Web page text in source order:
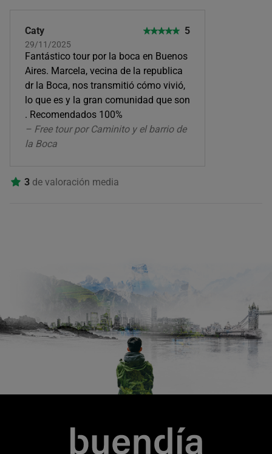
Caty
29/11/2025
5
Fantástico tour por la boca en Buenos
Aires. Marcela, vecina de la republica
dr la Boca, nos transmitió cómo vivió,
lo que es y la gran comunidad que son
. Recomendados 100%
– Free tour por Caminito y el barrio de
la Boca
3 de valoración media